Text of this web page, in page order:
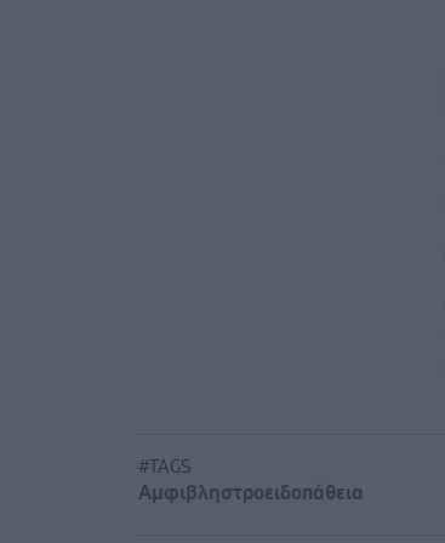
#TAGS
Αμφιβληστροειδοπάθεια